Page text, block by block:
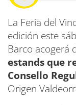
La Feria del
edición este
Barco acogerá
estands que
Consello
Origen